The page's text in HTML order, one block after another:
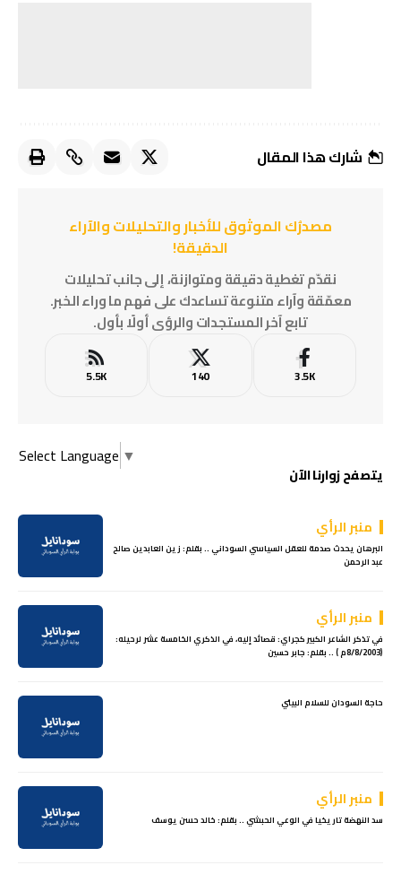
شارك هذا المقال
مصدرُك الموثوق للأخبار والتحليلات والآراء
الدقيقة!
نقدّم تغطية دقيقة ومتوازنة، إلى جانب تحليلات
معمّقة وآراء متنوعة تساعدك على فهم ما وراء الخبر.
تابع آخر المستجدات والرؤى أولًا بأول.
3.5K
140
5.5K
Select Language ▼
يتصفح زوارنا الآن
منبر الرأي
البرهان يحدث صدمة للعقل السياسي السوداني .. بقلم: زين العابدين صالح
عبد الرحمن
منبر الرأي
في تذكر الشاعر الكبير كجراي: قصائد إليه، في الذكري الخامسة عشر لرحيله:
(8/8/2003م ) .. بقلم: جابر حسين
حاجة السودان للسلام البيئي
منبر الرأي
سد النهضة تاريخيا في الوعي الحبشي .. بقلم: خالد حسن يوسف